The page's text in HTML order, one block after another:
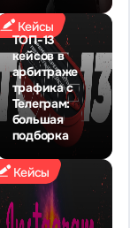
Кейсы
ТОП-13
кейсов в
арбитраже
трафика с
Телеграм:
большая
подборка
Кейсы